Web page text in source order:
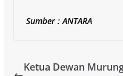
Sumber : ANTARA
Ketua Dewan